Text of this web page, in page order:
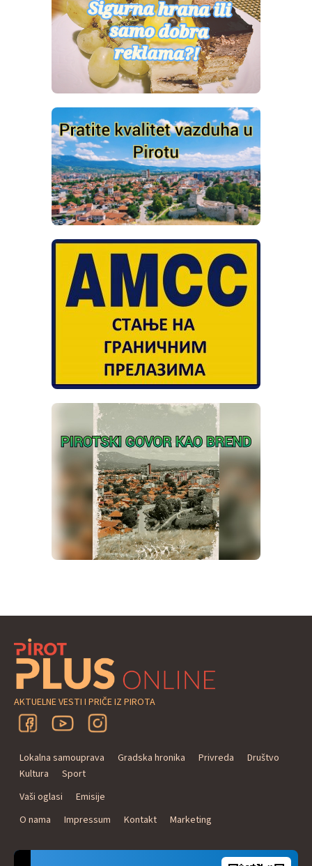
AKTUELNE VESTI I PRIČE IZ PIROTA
Lokalna samouprava Gradska hronika Privreda
Društvo
Kultura
Sport
Vaši oglasi
Emisije
O nama
Impressum Kontakt Marketing